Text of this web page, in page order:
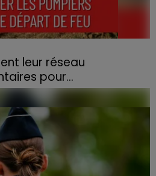
leur réseau
pour...
aux risques de départs de feu,
des Vosges a lancé un appel
pour venir en aide...